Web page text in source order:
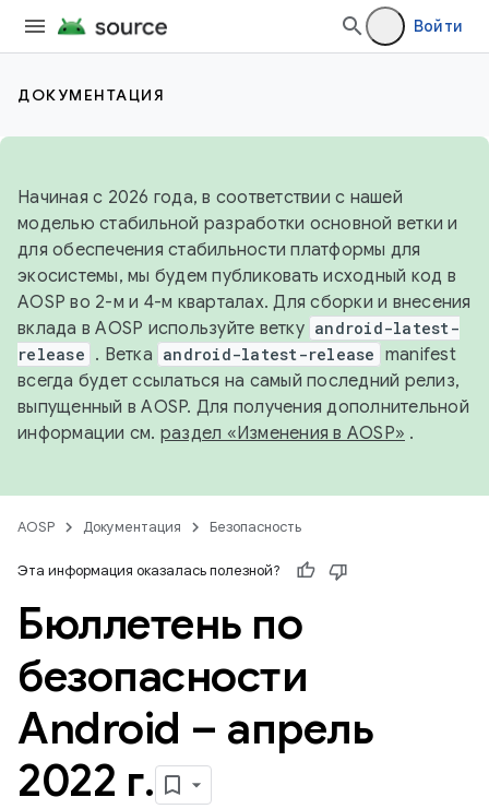
Войти
ДОКУМЕНТАЦИЯ
Начиная с 2026 года, в соответствии с нашей
моделью стабильной разработки основной ветки и
для обеспечения стабильности платформы для
экосистемы, мы будем публиковать исходный код в
AOSP во 2-м и 4-м кварталах. Для сборки и внесения
вклада в AOSP используйте ветку android-latest-
release . Ветка android-latest-release manifest
всегда будет ссылаться на самый последний релиз,
выпущенный в AOSP. Для получения дополнительной
информации см. раздел «Изменения в AOSP» .
AOSP Документация Безопасность
Эта информация оказалась полезной?
Бюллетень по
безопасности
Android – апрель
2022 г.